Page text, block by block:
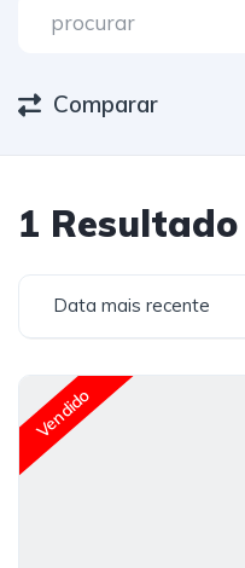
Comparar
1 Resultado
Data mais recente
Vendido